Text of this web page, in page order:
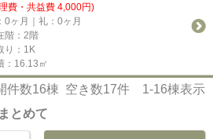
費・共益費 4,000円)
0ヶ月｜礼：0ヶ月
階：2階
り：1K
：16.13㎡
件数16棟 空き数17件 1-16棟表示
とめて